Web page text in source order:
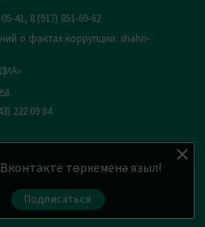
төркеменә языл!
Подписаться
41, 8 (917) 851-69-62
о фактах коррупции: shahri-
222 09 84